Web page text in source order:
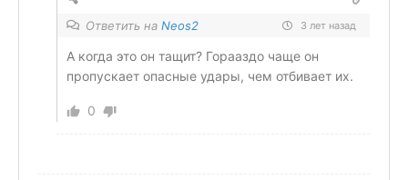
Ответить на Neos2 3 лет назад
А когда это он тащит? Горааздо чаще он
пропускает опасные удары, чем отбивает их.
0